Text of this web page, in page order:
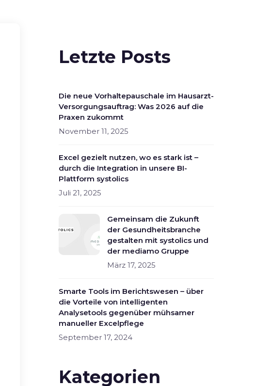
Letzte Posts
Die neue Vorhaltepauschale im Hausarzt-
Versorgungsauftrag: Was 2026 auf die
Praxen zukommt
November 11, 2025
Excel gezielt nutzen, wo es stark ist –
durch die Integration in unsere BI-
Plattform systolics
Juli 21, 2025
Gemeinsam die Zukunft
der Gesundheitsbranche
gestalten mit systolics und
der mediamo Gruppe
März 17, 2025
Smarte Tools im Berichtswesen – über
die Vorteile von intelligenten
Analysetools gegenüber mühsamer
manueller Excelpflege
September 17, 2024
Kategorien